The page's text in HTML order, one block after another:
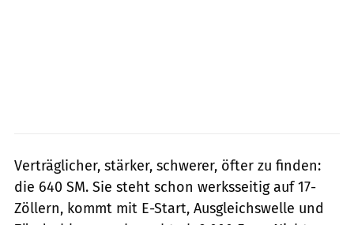
Verträglicher, stärker, schwerer, öfter zu finden:
die 640 SM. Sie steht schon werksseitig auf 17-
Zöllern, kommt mit E-Start, Ausgleichswelle und